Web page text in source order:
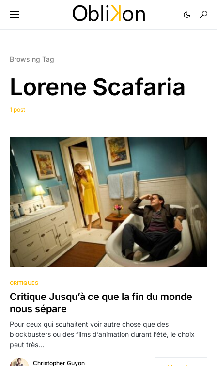
Browsing Tag
Lorene Scafaria
1 post
CRITIQUES
Critique Jusqu’à ce que la fin du monde
nous sépare
Pour ceux qui souhaitent voir autre chose que des
blockbusters ou des films d’animation durant l’été, le choix
peut très…
Christopher Guyon